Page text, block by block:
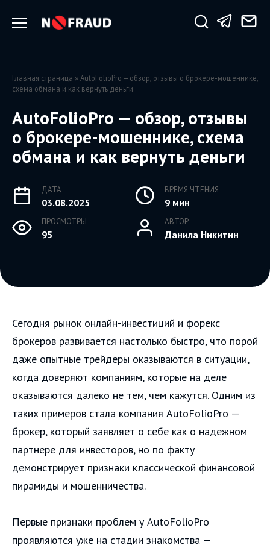
Главная страница »AutoFolioPro — обзор, отзывы о брокере-мошеннике,
схема обмана и как вернуть деньги
AutoFolioPro — обзор, отзывы
о брокере-мошеннике, схема
обмана и как вернуть деньги
ДАТА
03.08.2025
ВРЕМЯ ЧТЕНИЯ
9 мин
ПРОСМОТРЫ
95
АВТОР
Данила Никитин
Сегодня рынок онлайн-инвестиций и форекс
брокеров развивается настолько быстро, что порой
даже опытные трейдеры оказываются в ситуации,
когда доверяют компаниям, которые на деле
оказываются далеко не тем, чем кажутся. Одним из
таких примеров стала компания AutoFolioPro —
брокер, который заявляет о себе как о надежном
партнере для инвесторов, но по факту
демонстрирует признаки классической финансовой
пирамиды и мошенничества.
Первые признаки проблем у AutoFolioPro
проявляются уже на стадии знакомства —